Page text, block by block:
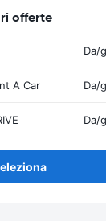
offerte
Da/
A Car Da/
Da/